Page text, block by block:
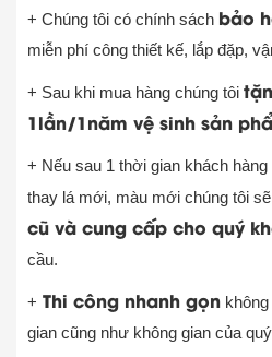
+ Chúng tôi có chính sách bảo
miễn phí công thiết kế, lắp đặp,
+ Sau khi mua hàng chúng tôi
1lần/1năm vệ sinh sản
+ Nếu sau 1 thời gian khách
thay lá mới, màu mới chúng tôi sẽ
cũ và cung cấp cho quý
cầu.
+ Thi công nhanh gọn
gian cũng như không gian của